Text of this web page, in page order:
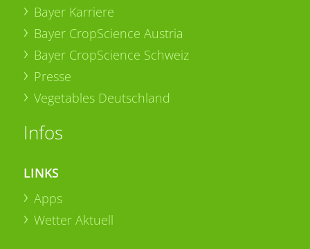
Bayer Karriere
Bayer CropScience Austria
Bayer CropScience Schweiz
Presse
Vegetables Deutschland
Infos
LINKS
Apps
Wetter Aktuell